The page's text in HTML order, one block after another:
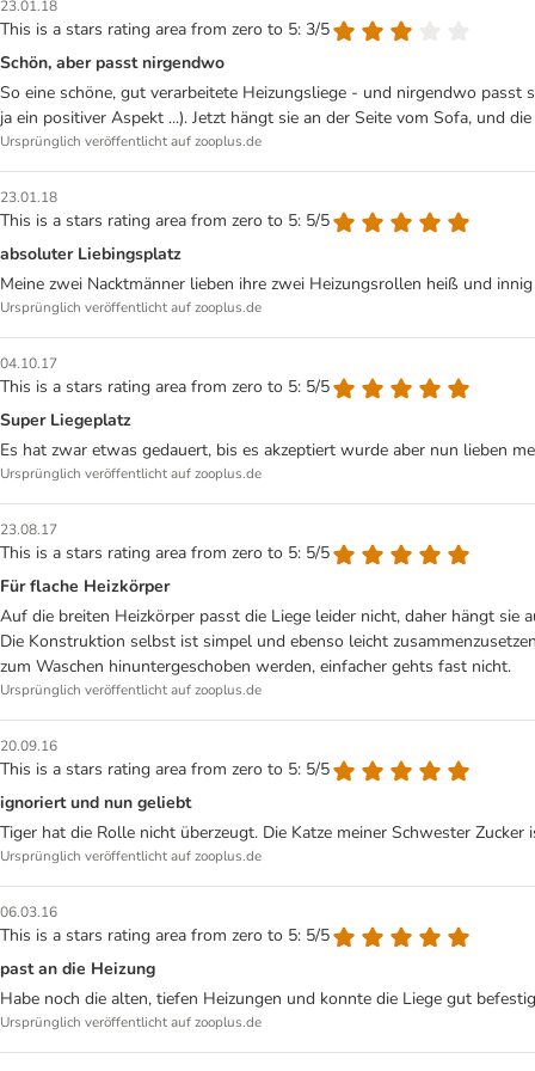
23.01.18
This is a stars rating area from zero to 5: 3/5
Schön, aber passt nirgendwo
So eine schöne, gut verarbeitete Heizungsliege - und nirgendwo
ja ein positiver Aspekt ...). Jetzt hängt sie an der Seite vom Sofa, und
Ursprünglich veröffentlicht auf zooplus.de
23.01.18
This is a stars rating area from zero to 5: 5/5
absoluter Liebingsplatz
Meine zwei Nacktmänner lieben ihre zwei Heizungsrollen heiß und
Ursprünglich veröffentlicht auf zooplus.de
04.10.17
This is a stars rating area from zero to 5: 5/5
Super Liegeplatz
Es hat zwar etwas gedauert, bis es akzeptiert wurde aber nun lieben
Ursprünglich veröffentlicht auf zooplus.de
23.08.17
This is a stars rating area from zero to 5: 5/5
Für flache Heizkörper
Auf die breiten Heizkörper passt die Liege leider nicht, daher hängt sie
Die Konstruktion selbst ist simpel und ebenso leicht
zum Waschen hinuntergeschoben werden, einfacher gehts fast nicht.
Ursprünglich veröffentlicht auf zooplus.de
20.09.16
This is a stars rating area from zero to 5: 5/5
ignoriert und nun geliebt
Tiger hat die Rolle nicht überzeugt. Die Katze meiner Schwester
Ursprünglich veröffentlicht auf zooplus.de
06.03.16
This is a stars rating area from zero to 5: 5/5
past an die Heizung
Habe noch die alten, tiefen Heizungen und konnte die Liege gut
Ursprünglich veröffentlicht auf zooplus.de